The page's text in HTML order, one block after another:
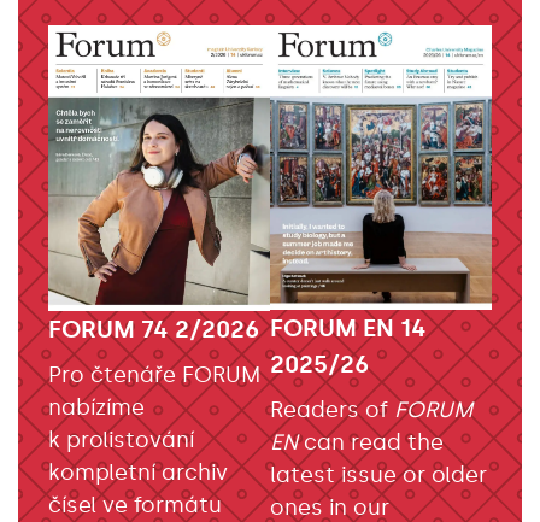
FORUM 74 2/2026
Pro čtenáře FORUM
nabízíme
k prolistování
kompletní archiv
čísel ve formátu
FORUM EN 14
2025/26
Readers of FORUM
ENcan read the
latest issue or older
ones in our